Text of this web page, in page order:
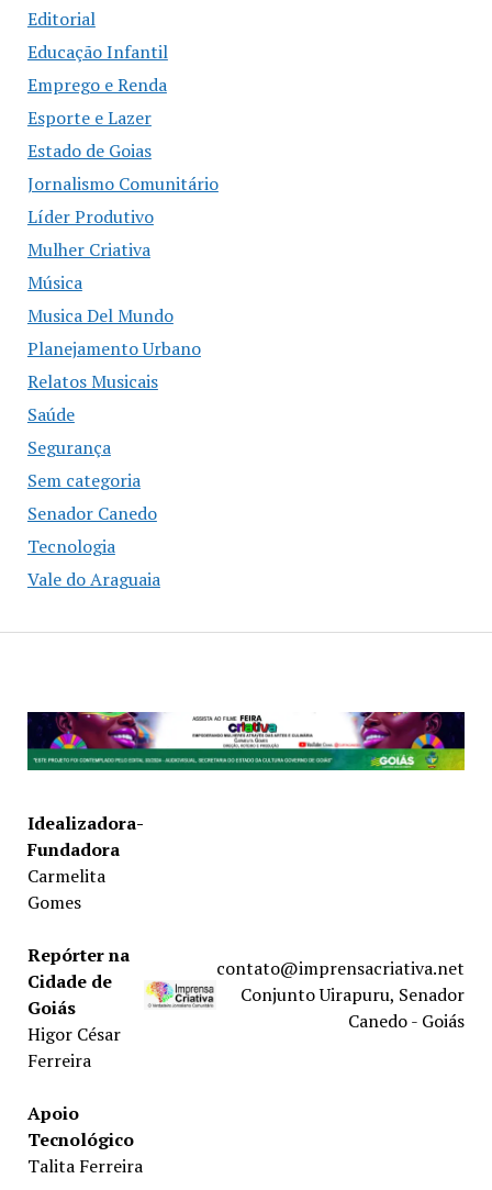
Editorial
Educação Infantil
Emprego e Renda
Esporte e Lazer
Estado de Goias
Jornalismo Comunitário
Líder Produtivo
Mulher Criativa
Música
Musica Del Mundo
Planejamento Urbano
Relatos Musicais
Saúde
Segurança
Sem categoria
Senador Canedo
Tecnologia
Vale do Araguaia
Idealizadora-
Fundadora
Carmelita
Gomes
Repórter na
Cidade de
Goiás
Higor César
Ferreira
Apoio
Tecnológico
Talita Ferreira
contato@imprensacriativa.net
Conjunto Uirapuru, Senador
Canedo - Goiás